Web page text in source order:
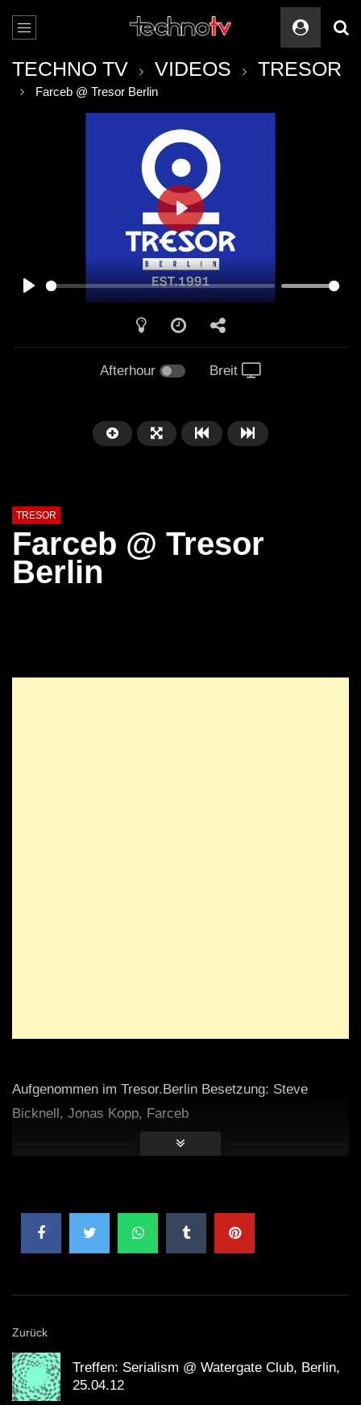
TECHNO TV VIDEOS TRESOR
Farceb @ Tresor Berlin
PLAY
Afterhour Breit
TRESOR
Farceb @ Tresor
Berlin
Aufgenommen im Tresor.Berlin Besetzung: Steve
Bicknell, Jonas Kopp, Farceb
Zurück
Treffen: Serialism @ Watergate Club, Berlin,
25.04.12